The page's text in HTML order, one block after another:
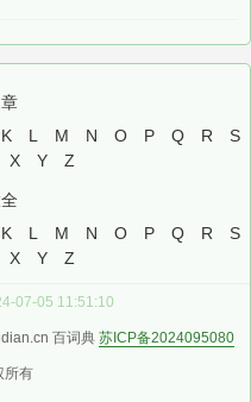
K L M N O P Q R
S
X Y Z
K L M N O P Q R
S
X Y Z
07-05 11:51:10
百词典 苏ICP备2024095080
所有